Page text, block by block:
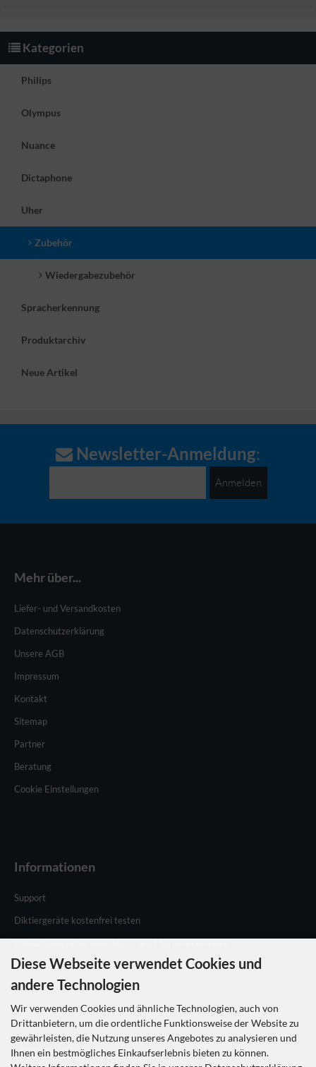
Kategorien
Philips
Olympus
Nuance
Dictaphone
Uher
Zubehör
Wiedergabezubehör
Spracherkennung
Produktarchiv
Neue Artikel
Newsletter-Anmeldung
Anmelden
Mehr über...
Liefer- und Versandkosten
Datenschutzerklärung
Unsere AGB
Impressum
Kontakt
Sitemap
Partner
Beratung
Cookie Einstellungen
Informationen
Support
Diktiergeräte kostenfrei testen
Philips Speechlive testen
Hersteller
Diese Webseite verwendet Cookies und
andere Technologien
Wir verwenden Cookies und ähnliche Technologien, auch von
Drittanbietern, um die ordentliche Funktionsweise der Website zu
gewährleisten, die Nutzung unseres Angebotes zu analysieren und
Ihnen ein bestmögliches Einkaufserlebnis bieten zu können.